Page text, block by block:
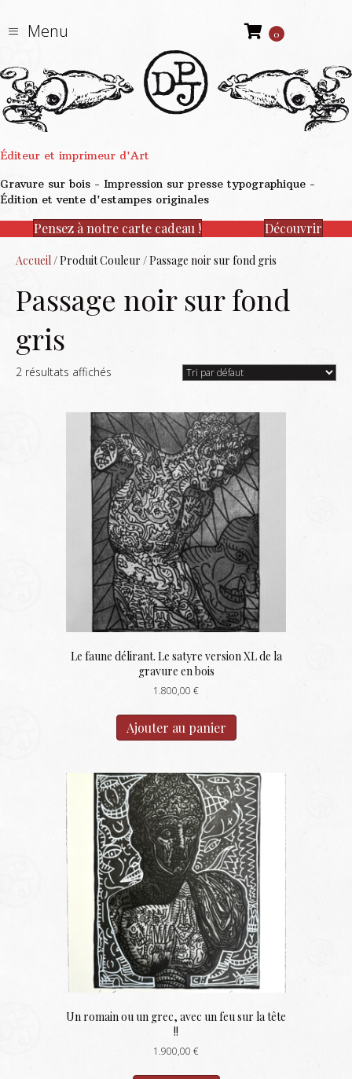
Menu 0
Éditeur et imprimeur d'Art
Gravure sur bois - Impression sur presse typographique -
Édition et vente d'estampes originales
Pensez à notre carte cadeau ! Découvrir
Accueil / Produit Couleur / Passage noir sur fond gris
Passage noir sur fond
gris
2 résultats affichés
Le faune délirant. Le satyre version XL de la
gravure en bois
1.800,00 €
Ajouter au panier
Un romain ou un grec, avec un feu sur la tête
!!
1.900,00 €